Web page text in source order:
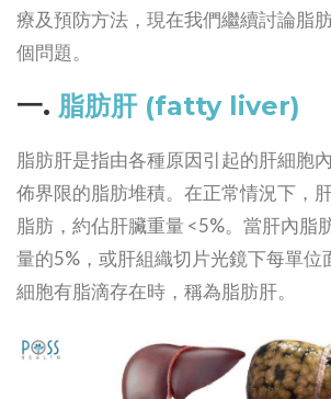
療及預防方法，現在我們繼續討論脂
個問題。
一. 脂肪肝 (fatty liver)
脂肪肝是指由各種原因引起的肝細胞
佈界限的脂肪堆積。在正常情況下，
脂肪，約佔肝臟重量 <5%。當肝內脂
量的5%，或肝組織切片光鏡下每單位
細胞有脂滴存在時，稱為脂肪肝。